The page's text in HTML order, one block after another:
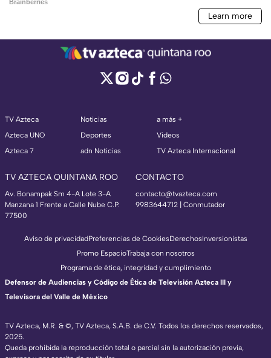
TV Azteca
Azteca UNO
Azteca 7
Noticias
Deportes
adn Noticias
a más +
Videos
TV Azteca Internacional
TV AZTECA QUINTANA ROO
Av. Bonampak Sm 4-A Lote 3-A
Manzana 1 Frente a Calle Nube C.P.
77500
CONTACTO
contacto@tvazteca.com
9983644712 | Conmutador
TV Azteca, M.R. & ©, TV Azteca, S.A.B. de C.V. Todos los derechos reservados,
2025.
Queda prohibida la reproducción total o parcial sin la autorización previa,
Aviso de privacidadPreferencias de CookiesDerechosInversionistas
Promo EspacioTrabaja con nosotros
Programa de ética, integridad y cumplimiento
Defensor de Audiencias y Código de Ética de Televisión Azteca III y
Televisora del Valle de México